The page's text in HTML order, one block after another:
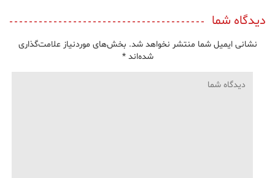
دیدگاه شما
نشانی ایمیل شما منتشر نخواهد شد. بخش‌های موردنیاز علامت‌گذاری
شده‌اند*